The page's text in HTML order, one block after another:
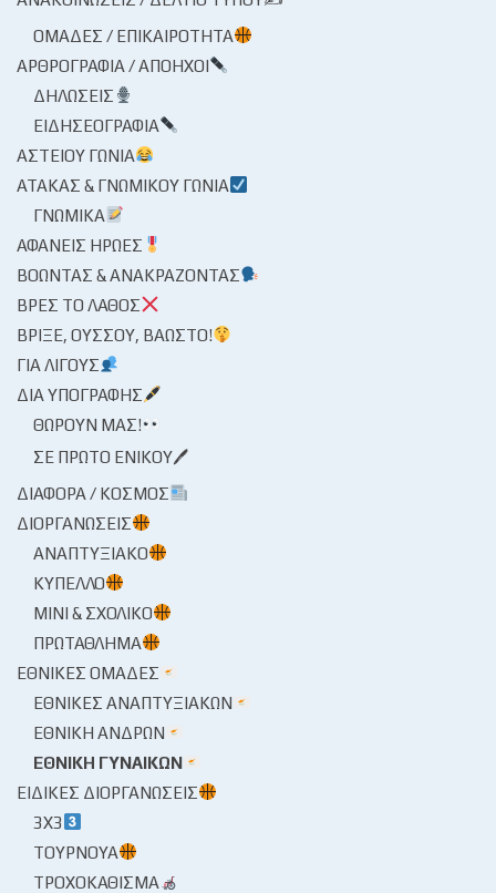
ΟΜΆΔΕΣ / ΕΠΙΚΑΙΡΌΤΗΤΑ
ΑΡΘΡΟΓΡΑΦΊΑ / ΑΠΌΗΧΟΙ
ΔΗΛΏΣΕΙΣ
ΕΙΔΗΣΕΟΓΡΑΦΊΑ
ΑΣΤΕΊΟΥ ΓΩΝΊΑ
ΑΤΆΚΑΣ & ΓΝΩΜΙΚΟΎ ΓΩΝΊΑ
ΓΝΩΜΙΚΆ
ΑΦΑΝΕΊΣ ΉΡΩΕΣ
ΒΟΏΝΤΑΣ & ΑΝΑΚΡΆΖΟΝΤΑΣ
ΒΡΕΣ ΤΟ ΛΆΘΟΣ
ΒΡΊΞΕ, ΟΎΣΣΟΥ, ΒΆΩΣΤΟ!
ΓΙΑ ΛΊΓΟΥΣ
ΔΙΑ ΥΠΟΓΡΑΦΉΣ
ΘΩΡΟΎΝ ΜΑΣ!
ΣΕ ΠΡΏΤΟ ΕΝΙΚΟΎ🖊
ΔΙΆΦΟΡΑ / ΚΌΣΜΟΣ
ΔΙΟΡΓΑΝΏΣΕΙΣ
ΑΝΑΠΤΥΞΙΑΚΌ
ΚΎΠΕΛΛΟ
ΜΊΝΙ & ΣΧΟΛΙΚΌ
ΠΡΩΤΆΘΛΗΜΑ
ΕΘΝΙΚΈΣ ΟΜΆΔΕΣ
ΕΘΝΙΚΈΣ ΑΝΑΠΤΥΞΙΑΚΏΝ
ΕΘΝΙΚΉ ΑΝΔΡΏΝ
ΕΘΝΙΚΉ ΓΥΝΑΙΚΏΝ
ΕΙΔΙΚΈΣ ΔΙΟΡΓΑΝΏΣΕΙΣ
3X3
ΤΟΥΡΝΟΥΆ
ΤΡΟΧΟΚΆΘΙΣΜΑ